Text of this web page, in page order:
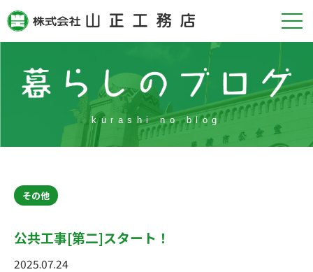
kurashi no blog
その他
公共工事[第二]スタート！
2025.07.24